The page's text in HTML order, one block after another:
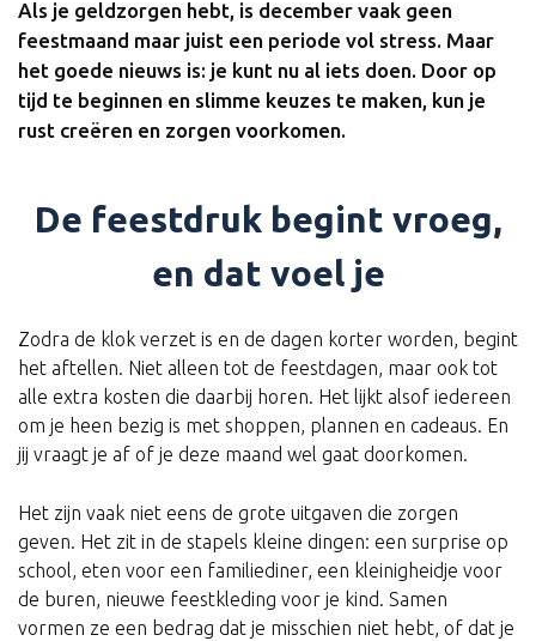
Als je geldzorgen hebt, is december vaak geen
feestmaand maar juist een periode vol stress. Maar
het goede nieuws is: je kunt nu al iets doen. Door op
tijd te beginnen en slimme keuzes te maken, kun je
rust creëren en zorgen voorkomen.
De feestdruk begint vroeg,
en dat voel je
Zodra de klok verzet is en de dagen korter worden, begint
het aftellen. Niet alleen tot de feestdagen, maar ook tot
alle extra kosten die daarbij horen. Het lijkt alsof iedereen
om je heen bezig is met shoppen, plannen en cadeaus. En
jij vraagt je af of je deze maand wel gaat doorkomen.
Het zijn vaak niet eens de grote uitgaven die zorgen
geven. Het zit in de stapels kleine dingen: een surprise op
school, eten voor een familiediner, een kleinigheidje voor
de buren, nieuwe feestkleding voor je kind. Samen
vormen ze een bedrag dat je misschien niet hebt, of dat je